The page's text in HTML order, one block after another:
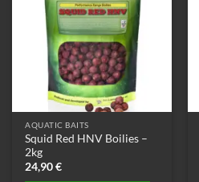
Optionen
können
Produktseite
gewählt
werden
AQUATIC BAITS
Squid Red HNV Boilies –
2kg
24,90€